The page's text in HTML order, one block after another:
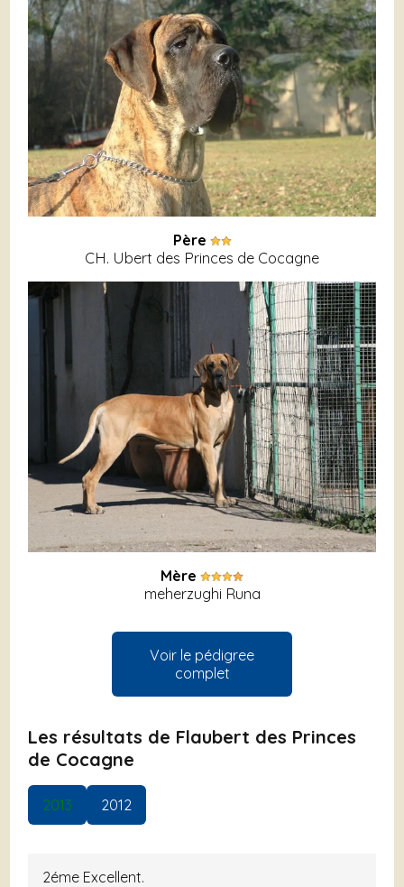
Père
CH. Ubert des Princes de Cocagne
Mère
meherzughi Runa
Voir le pédigree
complet
Les résultats de Flaubert des Princes
de Cocagne
2013 2012
2éme Excellent.